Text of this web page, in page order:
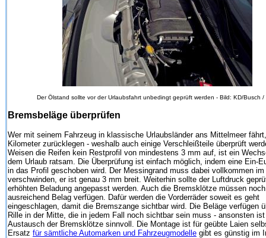
Der Ölstand sollte vor der Urlaubsfahrt unbedingt geprüft werden - Bild: KD/Busch /
Bremsbeläge überprüfen
Wer mit seinem Fahrzeug in klassische Urlaubsländer ans Mittelmeer
Kilometer zurücklegen - weshalb auch einige Verschleißteile überprüft
Weisen die Reifen kein Restprofil von mindestens 3 mm auf, ist ein
dem Urlaub ratsam. Die Überprüfung ist einfach möglich, indem eine Ein-
in das Profil geschoben wird. Der Messingrand muss dabei vollkommen
verschwinden, er ist genau 3 mm breit. Weiterhin sollte der Luftdruck
erhöhten Beladung angepasst werden. Auch die Bremsklötze müssen
ausreichend Belag verfügen. Dafür werden die Vorderräder soweit es geht
eingeschlagen, damit die Bremszange sichtbar wird. Die Beläge verfügen
Rille in der Mitte, die in jedem Fall noch sichtbar sein muss - ansonsten
Austausch der Bremsklötze sinnvoll. Die Montage ist für geübte Laien
Ersatz für sämtliche Automarken und Fahrzeugmodelle gibt es günstig im